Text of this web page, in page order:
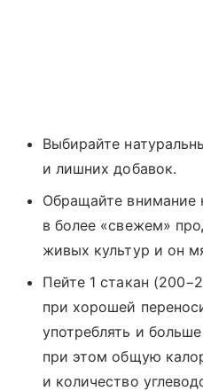
Выбирайте
и лишних добавок.
Обращайте внимание
в более «свежем»
живых культур и он
Пейте 1 стакан
при хорошей
употреблять и
при этом общую
и количество